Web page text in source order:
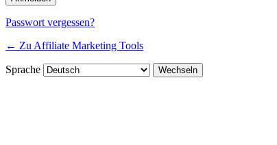
Passwort vergessen?
← Zu Affiliate Marketing Tools
Sprache